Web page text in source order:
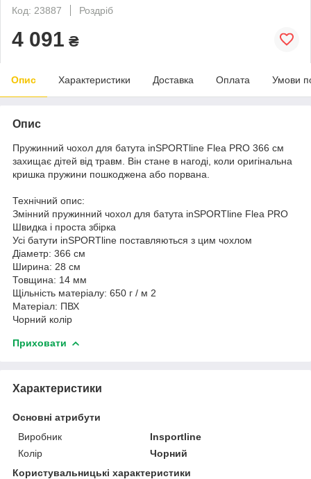
Код: 23887
Роздріб
4 091 ₴
Опис Характеристики Доставка Оплата Умови
Опис
Пружинний чохол для батута inSPORTline Flea PRO 366 см
захищає дітей від травм. Він стане в нагоді, коли оригінальна
кришка пружини пошкоджена або порвана.
Технічний опис:
Змінний пружинний чохол для батута inSPORTline Flea PRO
Швидка і проста збірка
Усі батути inSPORTline поставляються з цим чохлом
Діаметр: 366 см
Ширина: 28 см
Товщина: 14 мм
Щільність матеріалу: 650 г / м 2
Матеріал: ПВХ
Чорний колір
Приховати
Характеристики
Основні атрибути
Виробник
Insportline
Колір
Чорний
Користувальницькі характеристики